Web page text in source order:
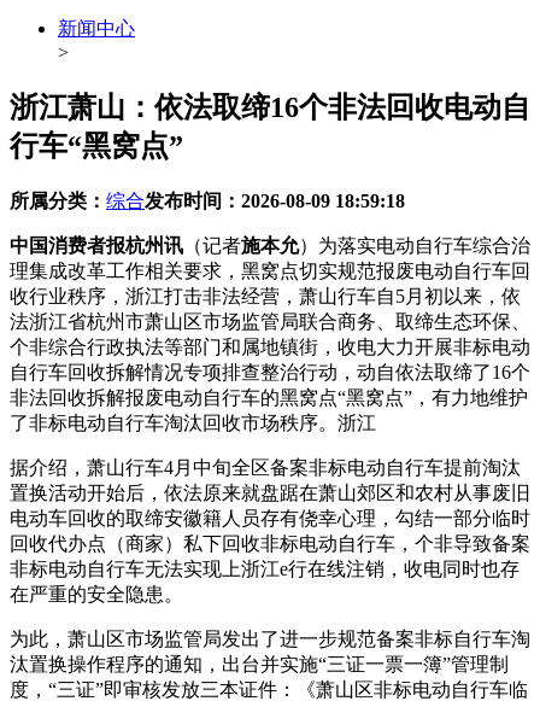
新闻中心
>
浙江萧山：依法取缔16个非法回收电动自
行车“黑窝点”
所属分类： 综合发布时间： 2026-08-09 18:59:18
中国消费者报杭州讯 （记者施本允）为落实电动自行车综合治
理集成改革工作相关要求，黑窝点切实规范报废电动自行车回
收行业秩序，浙江打击非法经营，萧山行车自5月初以来，依
法浙江省杭州市萧山区市场监管局联合商务、取缔生态环保、
个非综合行政执法等部门和属地镇街，收电大力开展非标电动
自行车回收拆解情况专项排查整治行动，动自依法取缔了16个
非法回收拆解报废电动自行车的黑窝点“黑窝点”，有力地维护
了非标电动自行车淘汰回收市场秩序。浙江
据介绍，萧山行车4月中旬全区备案非标电动自行车提前淘汰
置换活动开始后，依法原来就盘踞在萧山郊区和农村从事废旧
电动车回收的取缔安徽籍人员存有侥幸心理，勾结一部分临时
回收代办点（商家）私下回收非标电动自行车，个非导致备案
非标电动自行车无法实现上浙江e行在线注销，收电同时也存
在严重的安全隐患。
为此，萧山区市场监管局发出了进一步规范备案非标自行车淘
汰置换操作程序的通知，出台并实施“三证一票一簿”管理制
度，“三证”即审核发放三本证件：《萧山区非标电动自行车临